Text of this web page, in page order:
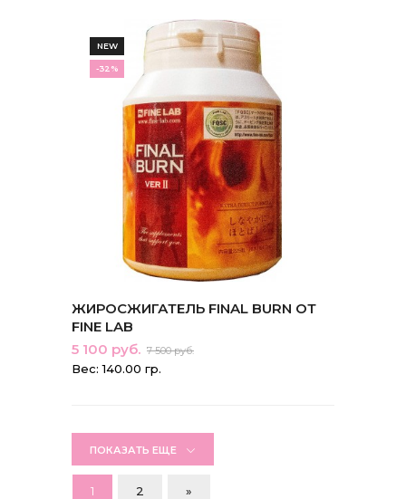
NEW
-32%
ЖИРОСЖИГАТЕЛЬ FINAL BURN ОТ
FINE LAB
5 100 руб. 7 500 руб.
Вес: 140.00 гр.
ПОКАЗАТЬ ЕЩЕ
1 2 »